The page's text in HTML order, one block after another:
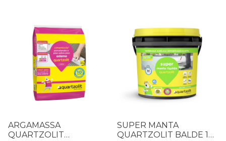
ARGAMASSA
QUARTZOLIT
SUPER MANTA
QUARTZOLIT BALDE 12